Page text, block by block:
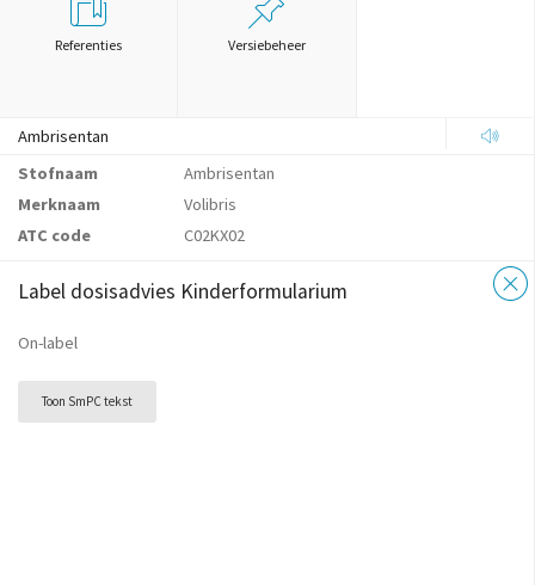
Referenties Versiebeheer
Ambrisentan
Stofnaam
Ambrisentan
Merknaam
Volibris
ATC code
C02KX02
Label dosisadvies Kinderformularium
On-label
Toon SmPC tekst